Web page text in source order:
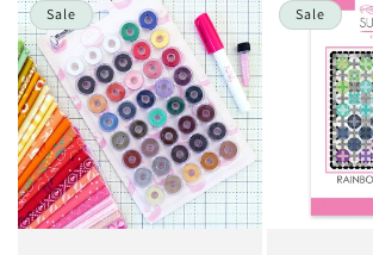
Sale Sale